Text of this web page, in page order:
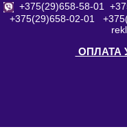
+375(29)658-58-01
+375(29)658-02-01
ОПЛАТА